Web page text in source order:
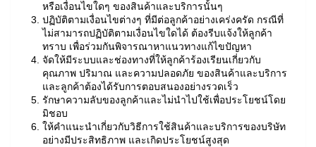
หรือเงื่อนไขใดๆ ของสินค้าและบริการนั้นๆ
ปฏิบัติตามเงื่อนไขต่างๆ ที่มีต่อลูกค้าอย่างเคร่งครัด กรณีที่
ไม่สามารถปฏิบัติตามเงื่อนไขใดได้ ต้องรีบแจ้งให้ลูกค้า
ทราบ เพื่อร่วมกันพิจารณาหาแนวทางแก้ไขปัญหา
จัดให้มีระบบและช่องทางที่ให้ลูกค้าร้องเรียนเกี่ยวกับ
คุณภาพ ปริมาณ และความปลอดภัย ของสินค้าและบริการ
และลูกค้าต้องได้รับการตอบสนองอย่างรวดเร็ว
รักษาความลับของลูกค้าและไม่นำไปใช้เพื่อประโยชน์โดย
มิชอบ
ให้คำแนะนำเกี่ยวกับวิธีการใช้สินค้าและบริการของบริษัท
อย่างมีประสิทธิภาพ และเกิดประโยชน์สูงสุด